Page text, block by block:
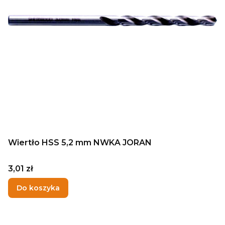
Wiertło HSS 5,2 mm NWKA JORAN
Cena
3,01 zł
Do koszyka